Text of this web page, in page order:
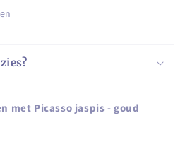
met Picasso jaspis - goud